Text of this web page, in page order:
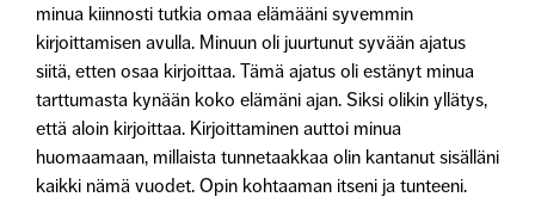
minua kiinnosti tutkia omaa elämääni syvemmin
kirjoittamisen avulla. Minuun oli juurtunut syvään ajatus
siitä, etten osaa kirjoittaa. Tämä ajatus oli estänyt minua
tarttumasta kynään koko elämäni ajan. Siksi olikin yllätys,
että aloin kirjoittaa. Kirjoittaminen auttoi minua
huomaamaan, millaista tunnetaakkaa olin kantanut sisälläni
kaikki nämä vuodet. Opin kohtaaman itseni ja tunteeni.